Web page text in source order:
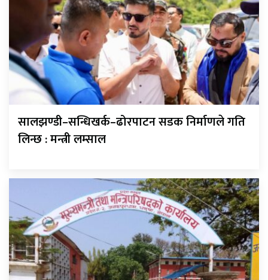
सालझण्डी–सन्धिखर्क–ढोरपाटन सडक निर्माणले गति
लिन्छ : मन्त्री लम्साल